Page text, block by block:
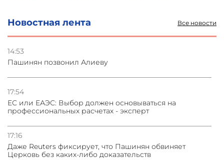
Новостная лента Все новости
14:53
Пашинян позвонил Алиеву
17:54
ЕС или ЕАЭС: Выбор должен основываться на
профессиональных расчетах - эксперт
17:16
Даже Reuters фиксирует, что Пашинян обвиняет
Церковь без каких-либо доказательств